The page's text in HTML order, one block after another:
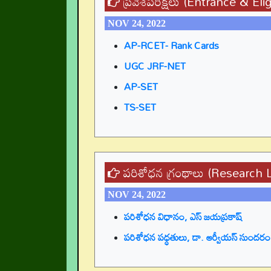
NOV 24, 2022
AP-RCET- Rank Cards
UGC JRF-NET
AP-SET
TS-SET
పరిశోధన గ్రంథాలు (Research
NOV 24, 2022
పరిశోధన విధానం, ఎస్ జయప్రకాష్
పరిశోధన పధ్ధతులు, డా. ఆర్వీయస్ సుందరం